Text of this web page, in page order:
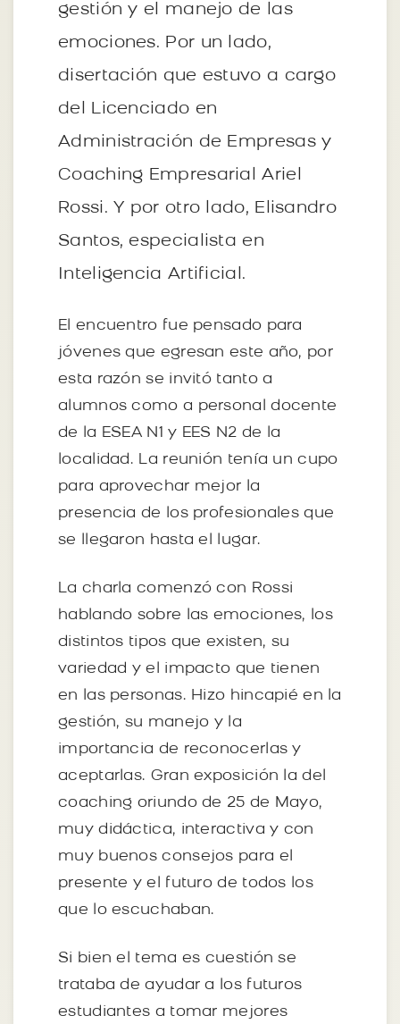
gestión y el manejo de las
emociones. Por un lado,
disertación que estuvo a cargo
del Licenciado en
Administración de Empresas y
Coaching Empresarial Ariel
Rossi. Y por otro lado, Elisandro
Santos, especialista en
Inteligencia Artificial.
El encuentro fue pensado para
jóvenes que egresan este año, por
esta razón se invitó tanto a
alumnos como a personal docente
de la ESEA N1 y EES N2 de la
localidad. La reunión tenía un cupo
para aprovechar mejor la
presencia de los profesionales que
se llegaron hasta el lugar.
La charla comenzó con Rossi
hablando sobre las emociones, los
distintos tipos que existen, su
variedad y el impacto que tienen
en las personas. Hizo hincapié en la
gestión, su manejo y la
importancia de reconocerlas y
aceptarlas. Gran exposición la del
coaching oriundo de 25 de Mayo,
muy didáctica, interactiva y con
muy buenos consejos para el
presente y el futuro de todos los
que lo escuchaban.
Si bien el tema es cuestión se
trataba de ayudar a los futuros
estudiantes a tomar mejores